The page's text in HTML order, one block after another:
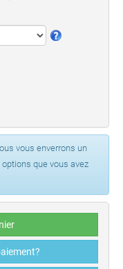
vous enverrons un
que vous avez